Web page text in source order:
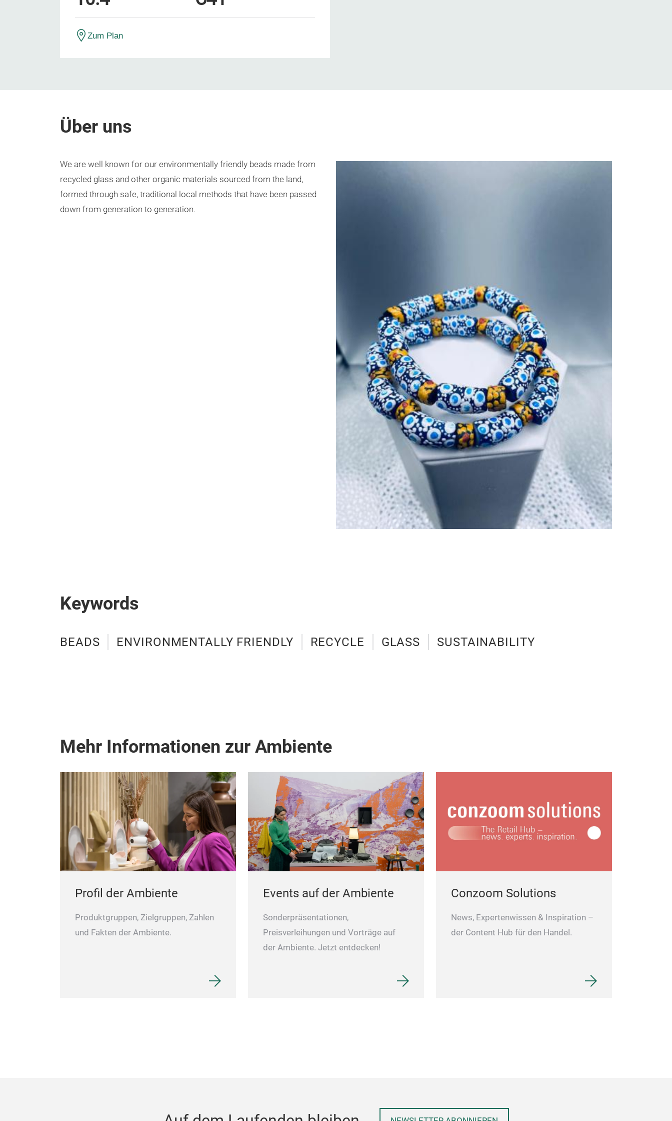
Zum Plan
Über uns
We are well known for our environmentally friendly beads made from
recycled glass and other organic materials sourced from the land,
formed through safe, traditional local methods that have been passed
down from generation to generation.
Keywords
BEADS ENVIRONMENTALLY FRIENDLY RECYCLE GLASS SUSTAINABILITY
Mehr Informationen zur Ambiente
Profil der Ambiente
Produktgruppen, Zielgruppen, Zahlen
und Fakten der Ambiente.
Events auf der Ambiente
Sonderpräsentationen,
Preisverleihungen und Vorträge auf
der Ambiente. Jetzt entdecken!
Conzoom Solutions
News, Expertenwissen & Inspiration –
der Content Hub für den Handel.